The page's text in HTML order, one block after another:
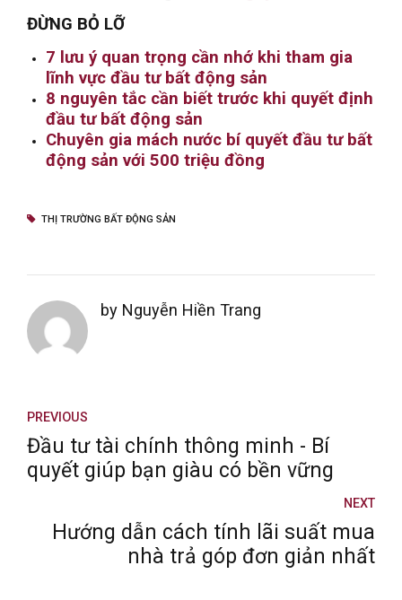
ĐỪNG BỎ LỠ
7 lưu ý quan trọng cần nhớ khi tham gia
lĩnh vực đầu tư bất động sản
8 nguyên tắc cần biết trước khi quyết định
đầu tư bất động sản
Chuyên gia mách nước bí quyết đầu tư bất
động sản với 500 triệu đồng
THỊ TRƯỜNG BẤT ĐỘNG SẢN
by Nguyễn Hiền Trang
PREVIOUS
Đầu tư tài chính thông minh - Bí
quyết giúp bạn giàu có bền vững
NEXT
Hướng dẫn cách tính lãi suất mua
nhà trả góp đơn giản nhất